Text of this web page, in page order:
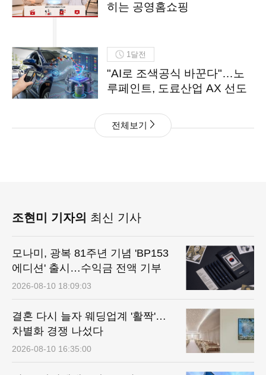
히는 공영홈쇼핑
1달전
"AI로 조색공식 바꾼다"…노
루페인트, 도료산업 AX 선도
전체보기
조현미 기자의 최신 기사
모나미, 광복 81주년 기념 'BP153
에디션' 출시…수익금 전액 기부
2026-08-10 18:09:03
결혼 다시 늘자 웨딩업계 '활짝'…
차별화 경쟁 나섰다
2026-08-10 16:35:00